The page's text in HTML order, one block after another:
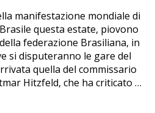
manifestazione mondiale di
questa estate, piovono
federazione Brasiliana, in
si disputeranno le gare del
quella del commissario
Hitzfeld, che ha criticato …